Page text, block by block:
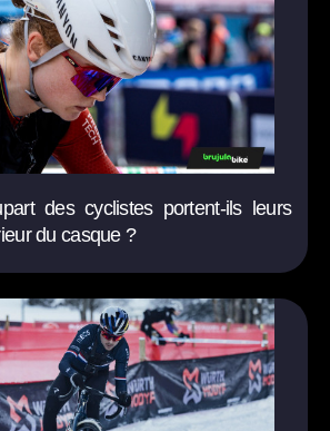
des cyclistes portent-ils leurs
du casque ?